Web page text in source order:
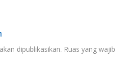
dipublikasikan. Ruas yang wajib